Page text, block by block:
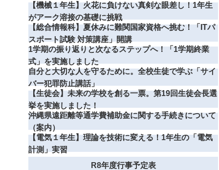
【機械１年生】火花に負けない真剣な眼差し！1年生
がアーク溶接の基礎に挑戦
【総合情報科】夏休みに難関国家資格へ挑む！「ITパ
スポート試験 対策講座」開講
1学期の振り返りと次なるステップへ！「1学期終業
式」を実施しました
自分と大切な人を守るために。全校生徒で学ぶ「サイ
バー犯罪防止講話」
【生徒会】未来の学校を創る一票。第19回生徒会長選
挙を実施しました！
沖縄県遠距離等通学費補助金に関する手続きについて
（案内）
【電気１年生】理論を技術に変える！1年生の「電気
計測」実習
R8年度行事予定表